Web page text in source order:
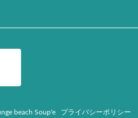
beach Soup'e プライバシーポリシー